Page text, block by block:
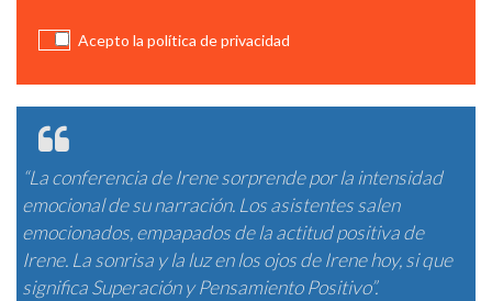
Acepto la política de privacidad
“La conferencia de Irene sorprende por la intensidad
emocional de su narración. Los asistentes salen
emocionados, empapados de la actitud positiva de
Irene. La sonrisa y la luz en los ojos de Irene hoy, si que
significa Superación y Pensamiento Positivo”.